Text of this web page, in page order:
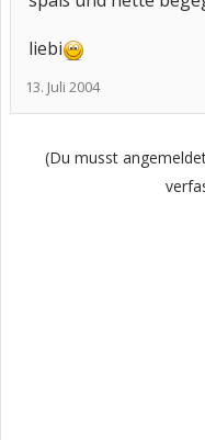
liebi
13. Juli 2004
(Du musst